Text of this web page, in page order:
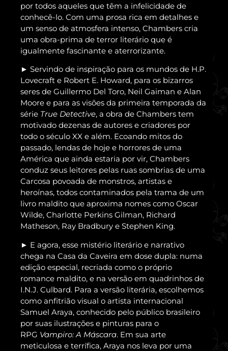
por todos aqueles que têm a infelicidade de
conhecê-lo. Com uma prosa rica em detalhes e
um senso de atmosfera intenso, Chambers cria
uma obra-prima de terror literário que é
igualmente fascinante e aterrorizante.
► Servindo de inspiração para os mundos de H.P.
Lovecraft e Robert E. Howard, para os bizarros
seres de Guillermo Del Toro, Neil Gaiman e Alan
Moore e para as visões da primeira temporada da
série True Detective, a obra de Chambers tem
motivado dezenas de autores e criadores por
todo o século XX e além. Ecoando mitos do
passado, lendas de hoje e horrores de uma
América que ainda estaria por vir, Chambers
conduz seus leitores pelas ruas sombrias de uma
Carcosa povoada de monstros, artistas e
heroínas, todos contaminados pela trama de um
livro maldito que aproxima nomes como Oscar
Wilde, Charlotte Perkins Gilman, Richard
Matheson, Ray Bradbury e Stephen King.
► E agora, esse mistério literário e narrativo
chega na Casa da Caveira em dose dupla: numa
edição especial, recriada como o próprio
romance maldito, e na versão em quadrinhos de
I.N.J. Culbard. Para a versão literária, escolhemos
como anfitrião visual o artista internacional
Samuel Araya, conhecido pelo público brasileiro
por suas ilustrações e pinturas para o
RPG Vampiro: A Máscara. Em sua arte
meticulosa e terrífica, Araya nos leva por uma